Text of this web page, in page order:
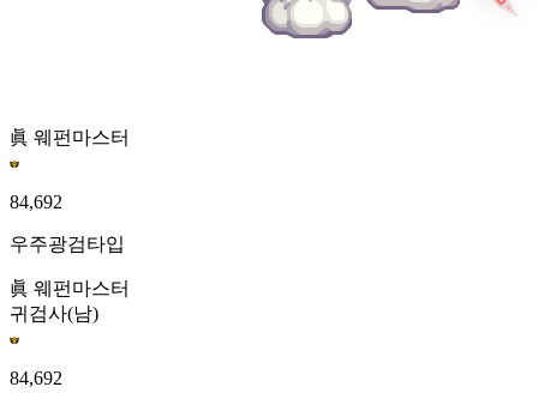
眞 웨펀마스터
84,692
우주광검타입
眞 웨펀마스터
귀검사(남)
84,692